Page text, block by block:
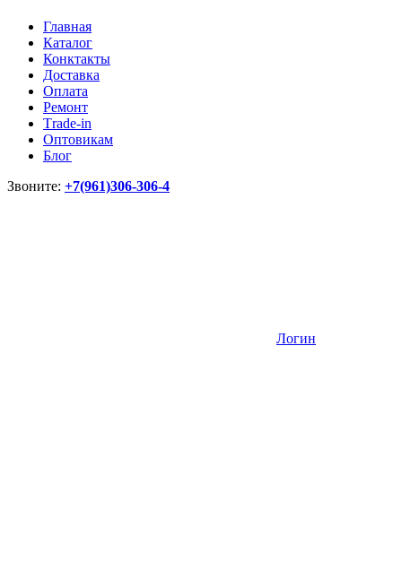
Главная
Каталог
Конктакты
Доставка
Оплата
Ремонт
Тrade-in
Оптовикам
Блог
Звоните: +7(961)306-306-4
Логин